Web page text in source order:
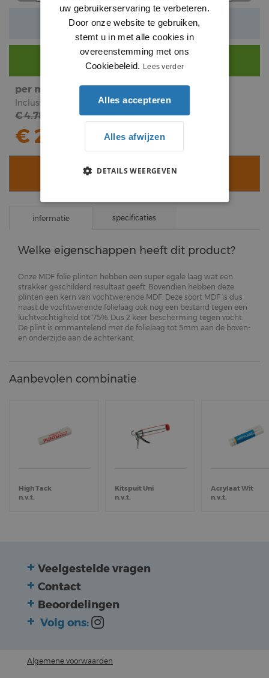
Verwachte levertijd: 1 tot 3 werkdagen
Nog €290voor gratis bezorging.
per meter
Inclusief BTW
€ 4.78
€ 2.84
subtotaal
Inclusief BTW
€6.25
VOEG TOE AAN WINKELWAGEN
informatie specificaties
Welke eigenschappen heeft dit product?
Onze MDF folie plinten hebben een super egale laag wat een
strakker geschilderd resultaat geeft. Bovendien hebben deze
plinten een kern van vochtwerende MDF. Deze soort MDF is dus
naast de vochtwerende folielaag ook nog een bestand tegen een
luchtvochtigheid tot 75%. Dus 2 keer bescherming tegen vocht.
De plint is ommantelend met de folielaag tot 5mm aan de boven-
en onderzijde aan de achterkant.
Aanbevolen combinatie
High Tack
n.v.t.
Kitspuit Uni
n.v.t.
Acrylaat Wit
n.v.t.
Veelgestelde vragen
Contact
Beoordelingen
Volg ons:
Algemene voorwaarden
uw gebruikerservaring te verbeteren.
Door onze website te gebruiken,
stemt u in met alle cookies in
overeenstemming met ons
Cookiebeleid. Lees verder
Alles accepteren
Alles afwijzen
DETAILS WEERGEVEN